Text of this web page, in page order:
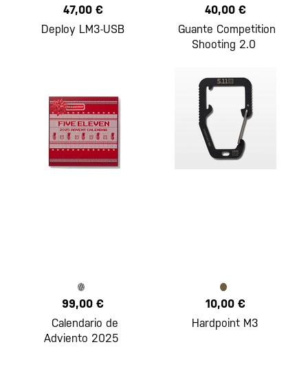
47,00 €
Deploy LM3-USB
40,00 €
Guante Competition
Shooting 2.0
99,00 €
Calendario de
Adviento 2025
10,00 €
Hardpoint M3